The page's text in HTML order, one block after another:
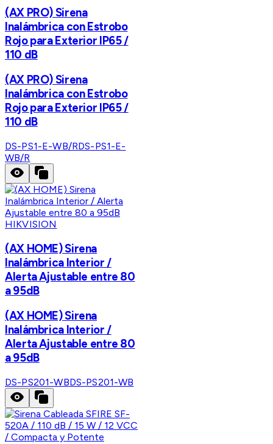
(AX PRO) Sirena
Inalámbrica con Estrobo
Rojo para Exterior IP65 /
110 dB
(AX PRO) Sirena
Inalámbrica con Estrobo
Rojo para Exterior IP65 /
110 dB
DS-PS1-E-WB/RDS-PS1-E-
WB/R
HIKVISION
(AX HOME) Sirena
Inalámbrica Interior /
Alerta Ajustable entre 80
a 95dB
(AX HOME) Sirena
Inalámbrica Interior /
Alerta Ajustable entre 80
a 95dB
DS-PS201-WBDS-PS201-WB